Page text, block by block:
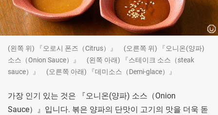
(왼쪽 위) 『오로시 폰즈（Citrus）』 (오른쪽 위) 『오니온(양파)
소스（Onion Sauce）』 (왼쪽 아래) 『스테이크 소스（steak
sauce）』 (오른쪽 아래) 『데미소스（Demi-glace）』
가장 인기 있는 것은 『오니온(양파) 소스（Onion
Sauce）』입니다. 볶은 양파의 단맛이 고기의 맛을 더욱 돋